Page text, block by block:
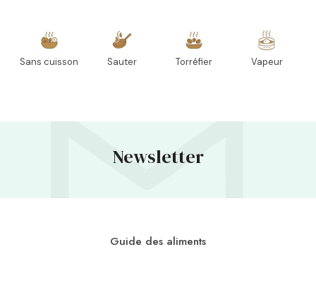
Sans cuisson Sauter Torréfier Vapeur
Newsletter
Guide des aliments